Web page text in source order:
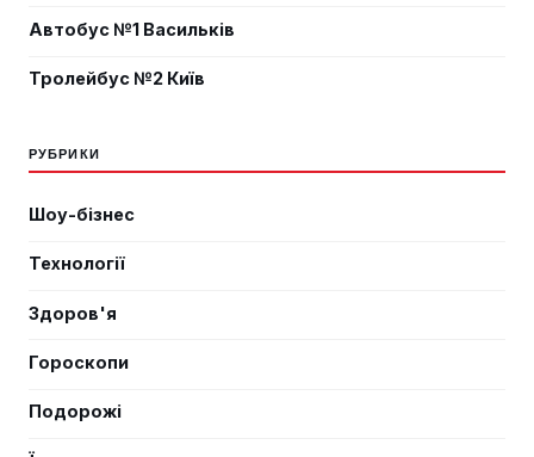
Автобус №1 Васильків
Тролейбус №2 Київ
РУБРИКИ
Шоу-бізнес
Технології
Здоров'я
Гороскопи
Подорожі